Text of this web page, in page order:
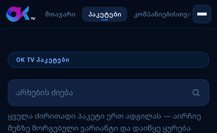
მთავარი პაკეტები კომპანიებისთვის
OK TV პაკეტები
ყველა ძირითადი პაკეტი ერთ ადგილას — აირჩიე
შენზე მორგებული ვარიანტი და დაიწყე ყურება